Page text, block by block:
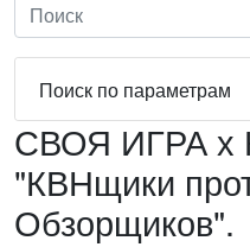
Поиск по параметрам
СВОЯ ИГРА х
"КВНщики
Обзорщиков".